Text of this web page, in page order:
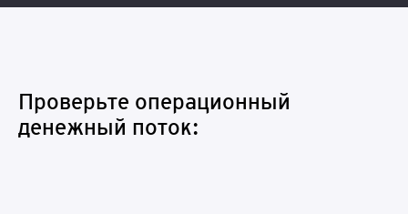
Проверьте операционный
денежный поток: